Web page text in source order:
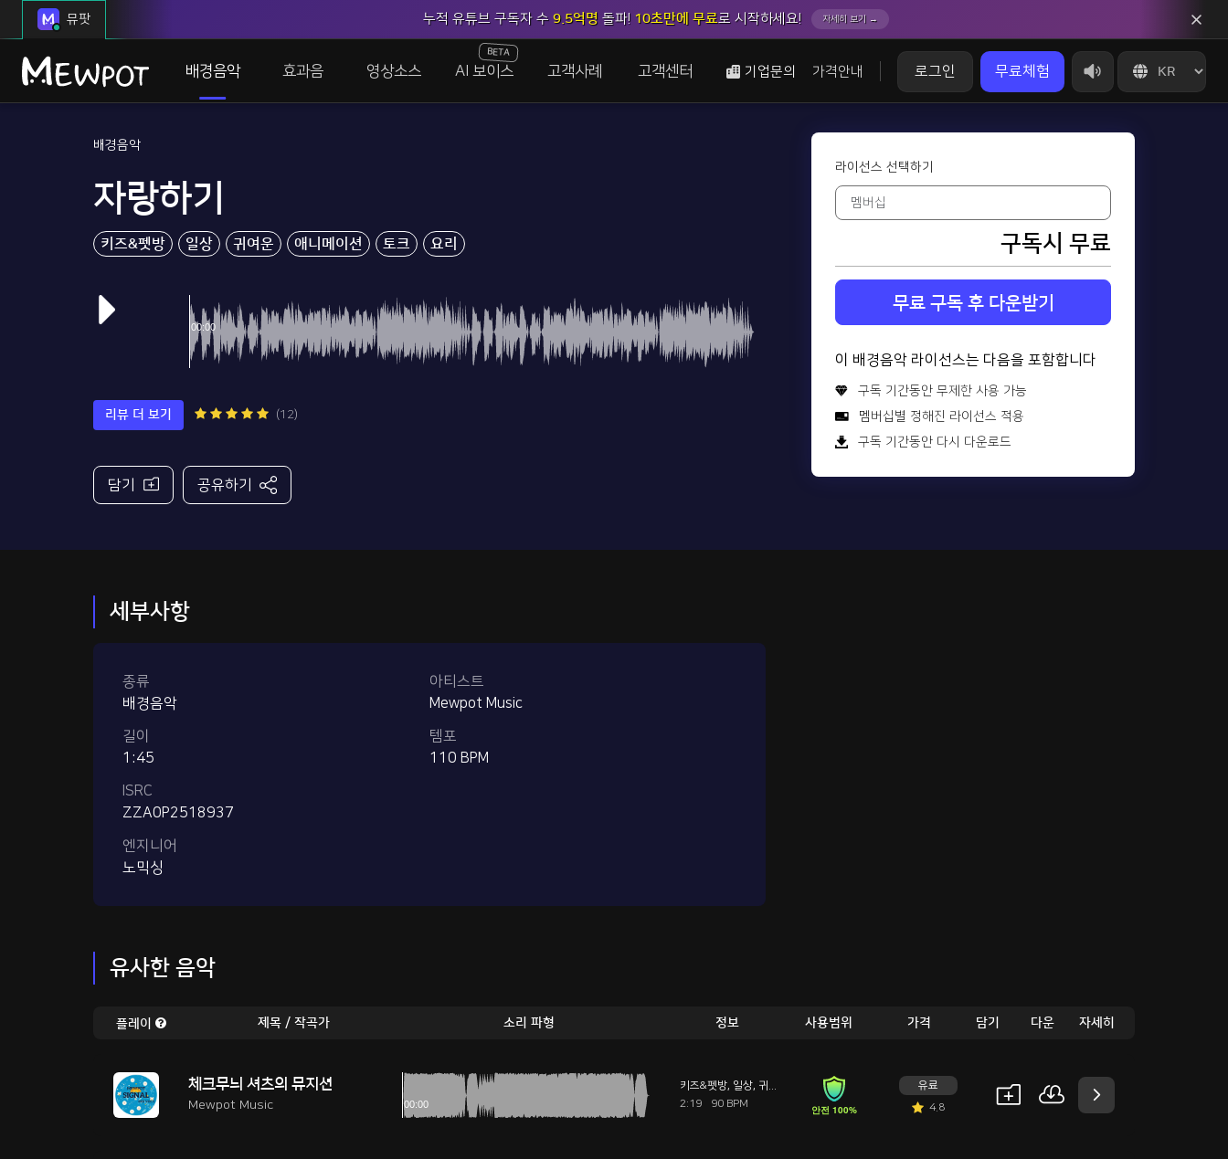
뮤팟 누적 유튜브 구독자 수 9.5억명 돌파! 10초만에 무료로 시작하세요! 자세히 보기 →
배경음악 효과음 영상소스 AI 보이스
BETA
고객사례 고객센터 기업문의 가격안내 로그인 무료체험
배경음악
자랑하기
키즈&펫방 일상 귀여운 애니메이션 토크 요리
리뷰 더 보기 (12)
담기 공유하기
라이선스 선택하기
구독시 무료
무료 구독 후 다운받기
이 배경음악 라이선스는 다음을 포함합니다
구독 기간동안 무제한 사용 가능
멤버십별 정해진 라이선스 적용
구독 기간동안 다시 다운로드
세부사항
종류
배경음악
길이
1:45
ISRC
ZZA0P2518937
엔지니어
노믹싱
아티스트
Mewpot Music
템포
110 BPM
유사한 음악
플레이 제목 / 작곡가 소리 파형 정보 사용범위 가격 담기 다운 자세히
체크무늬 셔츠의 뮤지션
Mewpot Music
키즈&펫방, 일상, 귀여운
2:19
90 BPM 안전 100%
유료
4.8